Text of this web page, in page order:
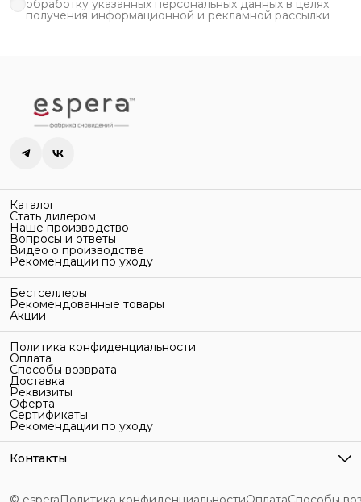
обработку указанных персональных данных в целях
получения информационной и рекламной рассылки
Каталог
Стать дилером
Наше производство
Вопросы и ответы
Видео о производстве
Рекомендации по уходу
Бестселлеры
Рекомендованные товары
Акции
Политика конфиденциальности
Оплата
Способы возврата
Доставка
Реквизиты
Оферта
Сертификаты
Рекомендации по уходу
Контакты